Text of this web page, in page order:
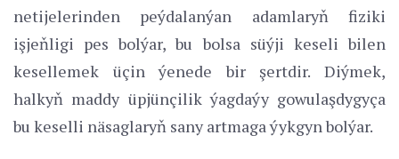
netijelerinden peýdalanýan adamlaryň fiziki
işjeňligi pes bolýar, bu bolsa süýji keseli bilen
kesellemek üçin ýenede bir şertdir. Diýmek,
halkyň maddy üpjünçilik ýagdaýy gowulaşdygyça
bu keselli näsaglaryň sany artmaga ýykgyn bolýar.